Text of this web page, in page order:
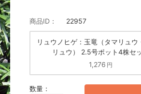
商品ID： 22957
リュウノヒゲ：玉竜（タマリュウ
リュウ） 2.5号ポット4株セ
1,276 円
数量：